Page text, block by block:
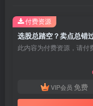
此内容为付费资源，请付
VIP会员 免费
付费资源